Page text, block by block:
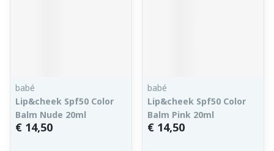
babé
Lip&cheek Spf50 Color
Balm Nude 20ml
€ 14,50
babé
Lip&cheek Spf50 Color
Balm Pink 20ml
€ 14,50